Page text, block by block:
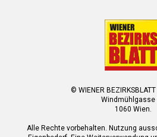
© WIENER
Windmühlgasse
1060 Wien.
Alle Rechte vorbehalten. Nutzung